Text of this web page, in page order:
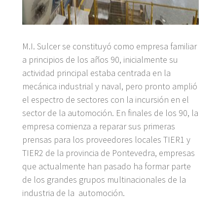
M.I. Sulcer se constituyó como empresa familiar
a principios de los años 90, inicialmente su
actividad principal estaba centrada en la
mecánica industrial y naval, pero pronto amplió
el espectro de sectores con la incursión en el
sector de la automoción. En finales de los 90, la
empresa comienza a reparar sus primeras
prensas para los proveedores locales TIER1 y
TIER2 de la provincia de Pontevedra, empresas
que actualmente han pasado ha formar parte
de los grandes grupos multinacionales de la
industria de la automoción.